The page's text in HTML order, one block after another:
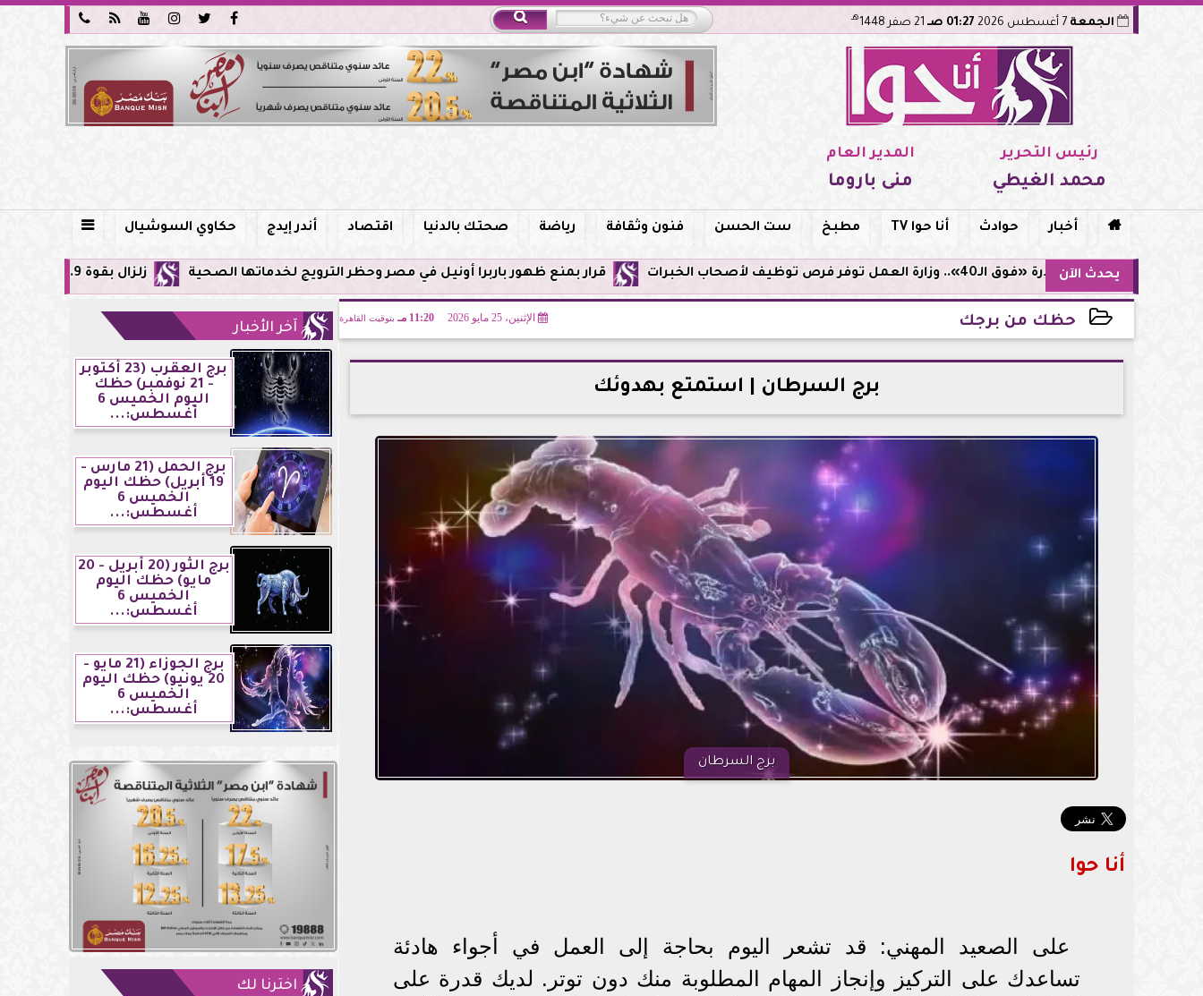





 الجمعة 01:27 صـ هـ
رئيس التحرير
محمد الغيطي
المدير العام
منى باروما
 أخبار حوادث أنا حوا TV مطبخ ست الحسن فنون وثقافة رياضة صحتك بالدنيا اقتصاد أندر إيدج حكاوي السوشيال 
يحدث الآن زلزال بقوة 5.9 ريختر يشعر به سكان القاهرة وعدة محافظات.. مركزه شرق البحر المتوسط قرار بمنع ظهور باربرا أونيل في مصر وحظر الترويج لخدماتها الصحية مبادرة «فوق الـ40».. وزارة العمل توفر فرص توظيف لأصحاب الخبرات
حظك من برجك الإثنين، 25 مايو 2026 11:20 مـ بتوقيت القاهرة
2026-05-25 23:20:06
برج السرطان | استمتع بهدوئك
برج السرطان
أنا حوا
على الصعيد المهني: قد تشعر اليوم بحاجة إلى العمل في أجواء هادئة
تساعدك على التركيز وإنجاز المهام المطلوبة منك دون توتر. لديك قدرة على
آخر الأخبار
برج العقرب (23 أكتوبر
- 21 نوفمبر) حظك
اليوم الخميس 6
أغسطس:...
برج الحمل (21 مارس -
19 أبريل) حظك اليوم
الخميس 6
أغسطس:...
برج الثور (20 أبريل - 20
مايو) حظك اليوم
الخميس 6
أغسطس:...
برج الجوزاء (21 مايو -
20 يونيو) حظك اليوم
الخميس 6
أغسطس:...
اخترنا لك